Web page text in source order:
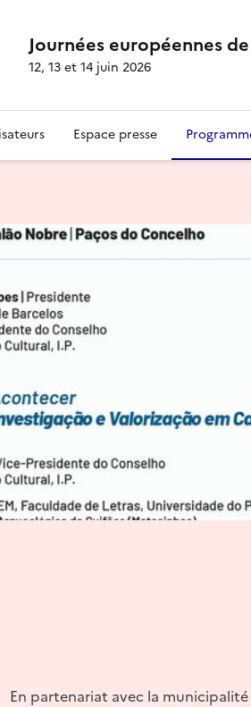
Journées européennes
12, 13 et 14 juin 2026
Espace presse
En partenariat avec la